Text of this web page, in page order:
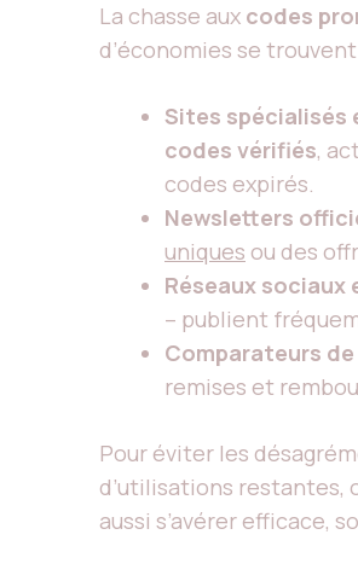
La chasse aux codes
d’économies se
Sites spécialisés
codes vérifiés,
codes expirés.
Newsletters
uniques ou des
Réseaux
– publient
Comparateurs
remises et
Pour éviter les
d’utilisations restantes,
aussi s’avérer efficace,